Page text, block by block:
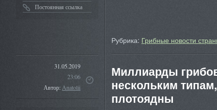
Постоянная ссылка
Рубрика: Грибные новости
31.05.2019
23:06
Автор:Anatolii
Миллиарды
нескольким
плотоядны